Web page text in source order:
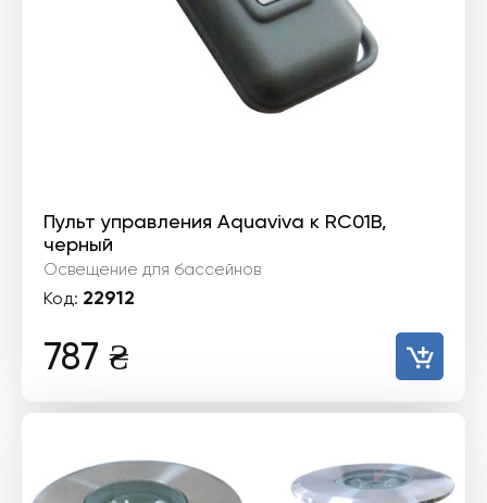
Пульт управления Aquaviva к RC01B,
черный
Освещение для бассейнов
Код: 22912
787 ₴